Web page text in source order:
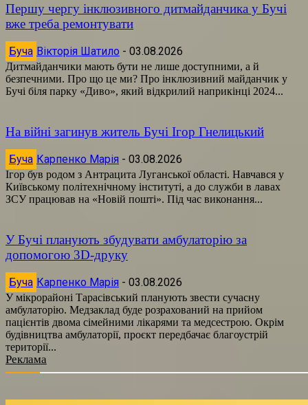
Першу чергу інклюзивного дитмайданчика у Бучі
вже треба ремонтувати
Буча Вікторія Шатило - 03.08.2026
Дитмайданчики мають бути не лише доступними, а й
безпечними. Про що це ми? Про інклюзивний майданчик у
Бучі біля парку «Диво», який відкрилий наприкінці 2024...
На війні загинув житель Бучі Ігор Гнелицький
Буча Карпенко Марія - 03.08.2026
Ігор був родом з Антрацита Луганської області. Навчався у
Київському політехнічному інституті, а до служби в лавах
ЗСУ працював на «Новій пошті». Під час виконання...
У Бучі планують збудувати амбулаторію за
допомогою 3D-друку
Буча Карпенко Марія - 03.08.2026
У мікрорайоні Тарасівський планують звести сучасну
амбулаторію. Медзаклад буде розрахований на прийом
пацієнтів двома сімейними лікарями та медсестрою. Окрім
будівництва амбулаторії, проєкт передбачає благоустрій
території...
Реклама